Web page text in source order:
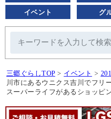
イベント グ
三郷ぐらしTOP > イベント >
川市にあるウニクス吉川でフリ
スーパーライフがあるショッピ